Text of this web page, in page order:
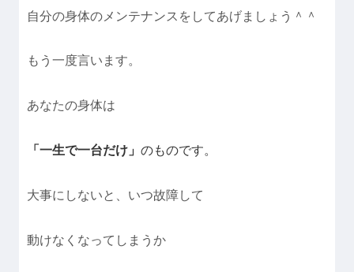
自分の身体のメンテナンスをしてあげましょう＾＾
もう一度言います。
あなたの身体は
「一生で一台だけ」 のものです。
大事にしないと、いつ故障して
動けなくなってしまうか